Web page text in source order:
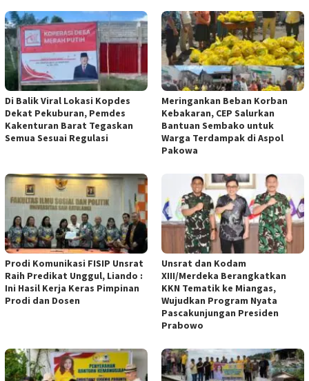
Di Balik Viral Lokasi Kopdes
Dekat Pekuburan, Pemdes
Kakenturan Barat Tegaskan
Semua Sesuai Regulasi
Meringankan Beban Korban
Kebakaran, CEP Salurkan
Bantuan Sembako untuk
Warga Terdampak di Aspol
Pakowa
Prodi Komunikasi FISIP Unsrat
Raih Predikat Unggul, Liando :
Ini Hasil Kerja Keras Pimpinan
Prodi dan Dosen
Unsrat dan Kodam
XIII/Merdeka Berangkatkan
KKN Tematik ke Miangas,
Wujudkan Program Nyata
Pascakunjungan Presiden
Prabowo